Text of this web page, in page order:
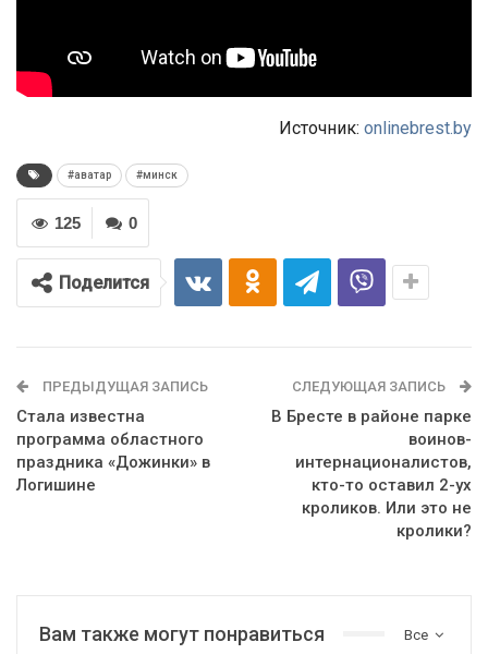
Источник: onlinebrest.by
#аватар #минск
0
125
Поделится
ПРЕДЫДУЩАЯ ЗАПИСЬ
Стала известна
программа областного
праздника «Дожинки» в
Логишине
СЛЕДУЮЩАЯ ЗАПИСЬ
В Бресте в районе парке
воинов-
интернационалистов,
кто-то оставил 2-ух
кроликов. Или это не
кролики?
Все
Вам также могут понравиться